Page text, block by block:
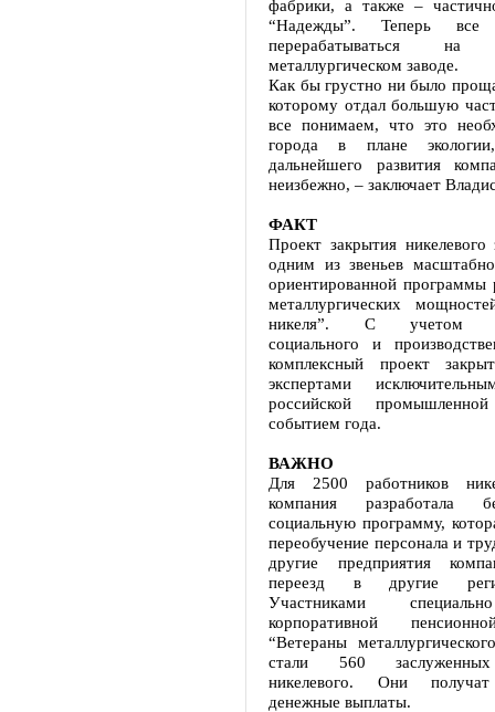
фабрики, а также –
“Надежды”. Теперь все
перерабатываться на
металлургическом заводе.
Как бы грустно ни было
которому отдал большую
все понимаем, что это
города в плане
дальнейшего развития
неизбежно, – заключает
ФАКТ
Проект закрытия никелевого
одним из звеньев
ориентированной программы
металлургических
никеля”. С учетом
социального и
комплексный проект
экспертами
российской
событием года.
ВАЖНО
Для 2500 работников
компания разработала
социальную программу,
переобучение персонала и
другие предприятия
переезд в другие
Участниками
корпоративной
“Ветераны
стали 560 заслуженных
никелевого. Они получат
денежные выплаты.